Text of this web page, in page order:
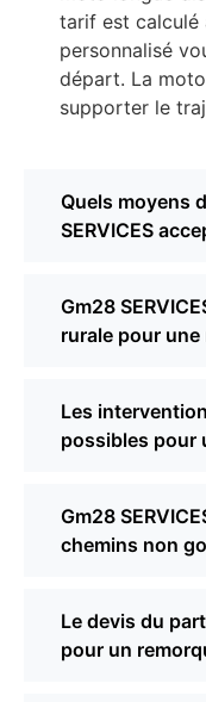
tarif est calculé
personnalisé
départ. La
supporter le
Quels moyens
SERVICES
Gm28
rurale pour une
Les
possibles pour
Gm28
chemins non
Le devis du
pour un